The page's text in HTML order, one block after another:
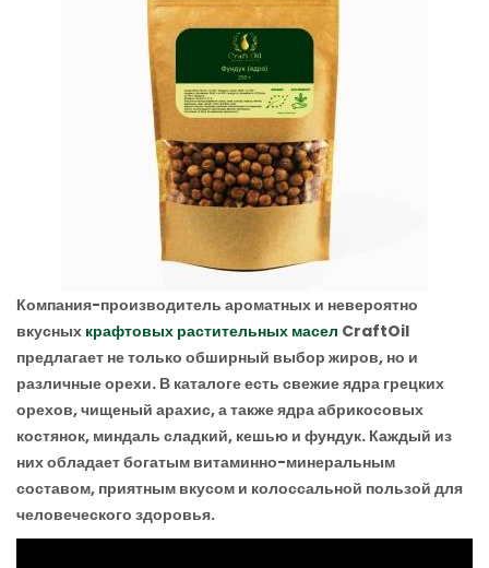
Компания-производитель ароматных и невероятно
вкусных крафтовых растительных масел CraftOil
предлагает не только обширный выбор жиров, но и
различные орехи. В каталоге есть свежие ядра грецких
орехов, чищеный арахис, а также ядра абрикосовых
костянок, миндаль сладкий, кешью и фундук. Каждый из
них обладает богатым витаминно-минеральным
составом, приятным вкусом и колоссальной пользой для
человеческого здоровья.